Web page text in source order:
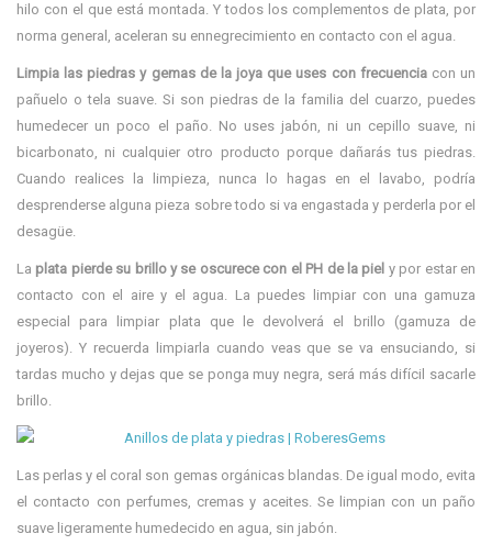
hilo con el que está montada. Y todos los complementos de plata, por
norma general, aceleran su ennegrecimiento en contacto con el agua.
Limpia las piedras y gemas de la joya que uses con frecuenciacon un
pañuelo o tela suave. Si son piedras de la familia del cuarzo, puedes
humedecer un poco el paño. No uses jabón, ni un cepillo suave, ni
bicarbonato, ni cualquier otro producto porque dañarás tus piedras.
Cuando realices la limpieza, nunca lo hagas en el lavabo, podría
desprenderse alguna pieza sobre todo si va engastada y perderla por el
desagüe.
La plata pierde su brillo y se oscurece con el PH de la piel y por estar en
contacto con el aire y el agua. La puedes limpiar con una gamuza
especial para limpiar plata que le devolverá el brillo (gamuza de
joyeros). Y recuerda limpiarla cuando veas que se va ensuciando, si
tardas mucho y dejas que se ponga muy negra, será más difícil sacarle
brillo.
Las perlas y el coral son gemas orgánicas blandas. De igual modo, evita
el contacto con perfumes, cremas y aceites. Se limpian con un paño
suave ligeramente humedecido en agua, sin jabón.